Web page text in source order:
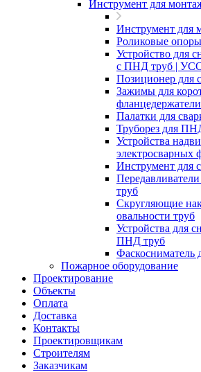
Инструмент для
Инструмент для
Роликовые
Устройство для
с ПНД труб |
Позиционер для
Зажимы для
фланцедержатели
Палатки для
Труборез для
Устройства
электросварных
Инструмент для
труб
Скругляющие
овальности труб
Устройства для
ПНД труб
Пожарное оборудование
Проектирование
Объекты
Оплата
Доставка
Контакты
Проектировщикам
Строителям
Заказчикам